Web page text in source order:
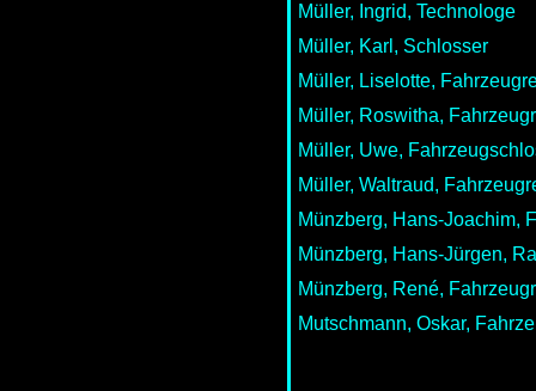
Müller, Ingrid, Technologe
Müller, Karl, Schlosser
Müller, Liselotte,
Müller, Roswitha,
Müller, Uwe,
Müller, Waltraud,
Münzberg, Hans-Joachim,
Münzberg, Hans-Jürgen,
Münzberg, René,
Mutschmann, Oskar,